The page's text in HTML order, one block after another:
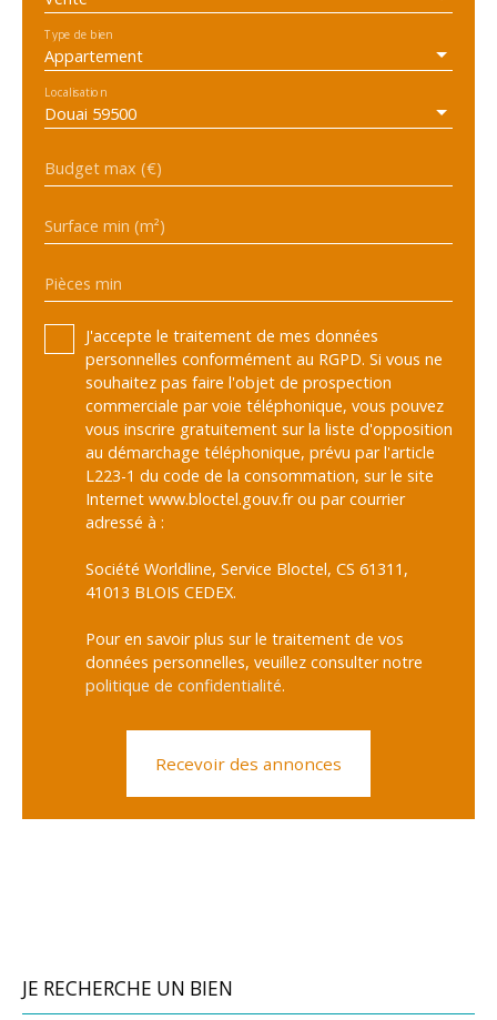
Appartement
Type de bien
Douai 59500
Localisation
Budget max (€)
Surface min (m²)
Pièces min
J'accepte le traitement de mes données
personnelles conformément au RGPD. Si vous ne
souhaitez pas faire l'objet de prospection
commerciale par voie téléphonique, vous pouvez
vous inscrire gratuitement sur la liste d'opposition
au démarchage téléphonique, prévu par l'article
L223-1 du code de la consommation, sur le site
Internet www.bloctel.gouv.fr ou par courrier
adressé à :
Société Worldline, Service Bloctel, CS 61311,
41013 BLOIS CEDEX.
Pour en savoir plus sur le traitement de vos
données personnelles, veuillez consulter notre
politique de confidentialité.
Recevoir des annonces
JE RECHERCHE UN BIEN